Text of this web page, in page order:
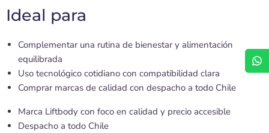
Ideal para
Complementar una rutina de bienestar y alimentación
equilibrada
Uso tecnológico cotidiano con compatibilidad clara
Comprar marcas de calidad con despacho a todo Chile
Marca Liftbody con foco en calidad y precio accesible
Despacho a todo Chile